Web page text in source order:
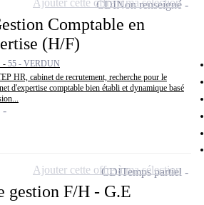
Comptable en
(H/F)
- 55 - VERDUN
HR, cabinet de recrutement, recherche pour le
d'expertise comptable bien établi et dynamique basé
CDINon renseigné
gestion F/H - G.E
CDITemps partiel
Ajouter cette offre à ma sélection